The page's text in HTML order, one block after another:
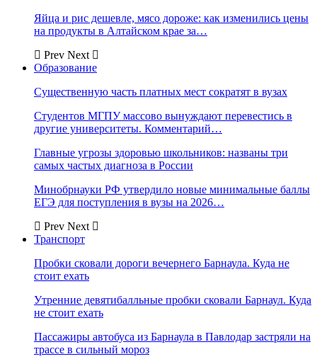
Яйца и рис дешевле, мясо дороже: как изменились цены
на продукты в Алтайском крае за…
Prev Next
Образование
Существенную часть платных мест сократят в вузах
Студентов МГПУ массово вынуждают перевестись в
другие университеты. Комментарий…
Главные угрозы здоровью школьников: названы три
самых частых диагноза в России
Минобрнауки РФ утвердило новые минимальные баллы
ЕГЭ для поступления в вузы на 2026…
Prev Next
Транспорт
Пробки сковали дороги вечернего Барнаула. Куда не
стоит ехать
Утренние девятибалльные пробки сковали Барнаул. Куда
не стоит ехать
Пассажиры автобуса из Барнаула в Павлодар застряли на
трассе в сильный мороз